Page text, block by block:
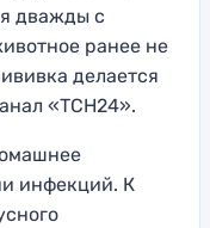
дважды с
ранее не
делается
«ТСН24».
инфекций. К